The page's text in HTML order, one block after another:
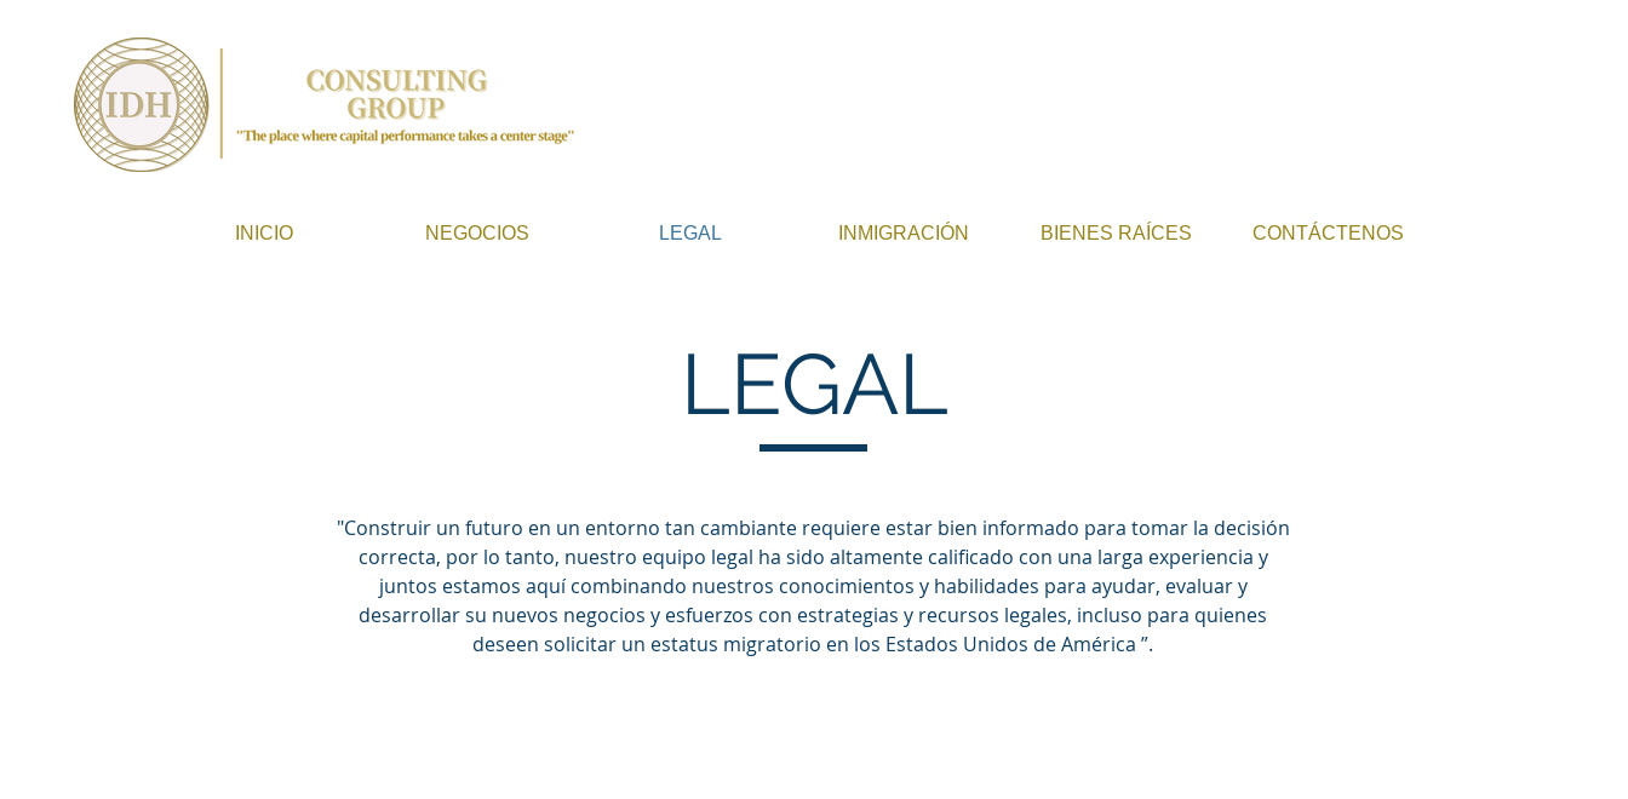
INICIO NEGOCIOS LEGAL INMIGRACIÓN BIENES RAÍCES CONTÁCTENOS
LEGAL
"Construir un futuro en un entorno tan cambiante requiere estar bien informado para tomar la decisión
correcta, por lo tanto, nuestro equipo legal ha sido altamente calificado con una larga experiencia y
juntos estamos aquí combinando nuestros conocimientos y habilidades para ayudar, evaluar y
desarrollar su nuevos negocios y esfuerzos con estrategias y recursos legales, incluso para quienes
deseen solicitar un estatus migratorio en los Estados Unidos de América ”.